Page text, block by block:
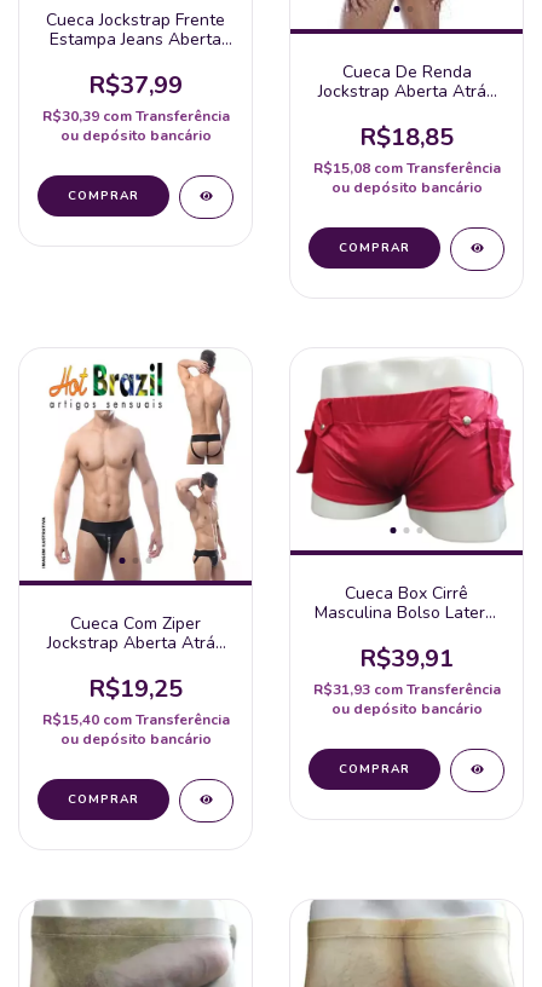
Cueca Jockstrap Frente
Estampa Jeans Aberta
R$37,99
R$30,39 com Transferência
ou depósito bancário
Cueca De Renda
Jockstrap Aberta Atrás
Cor
R$18,85
R$15,08 com Transferência
ou depósito bancário
Cueca Com Ziper
Jockstrap Aberta Atrás
R$19,25
R$15,40 com Transferência
ou depósito bancário
Cueca Box Cirrê
Masculina Bolso Lateral
R$39,91
R$31,93 com Transferência
ou depósito bancário